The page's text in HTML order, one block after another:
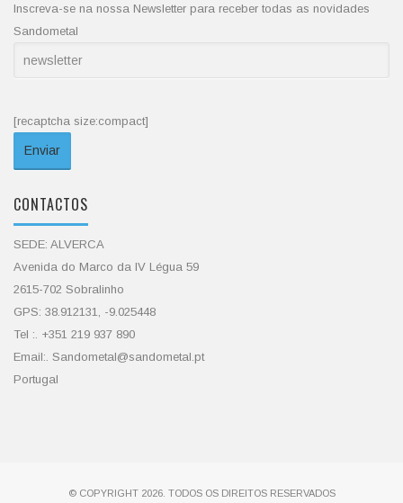
Inscreva-se na nossa Newsletter para receber todas as novidades
Sandometal
[recaptcha size:compact]
CONTACTOS
SEDE: ALVERCA
Avenida do Marco da IV Légua 59
2615-702 Sobralinho
GPS: 38.912131, -9.025448
Tel :. +351 219 937 890
Email:. Sandometal@sandometal.pt
Portugal
© COPYRIGHT 2026. TODOS OS DIREITOS RESERVADOS